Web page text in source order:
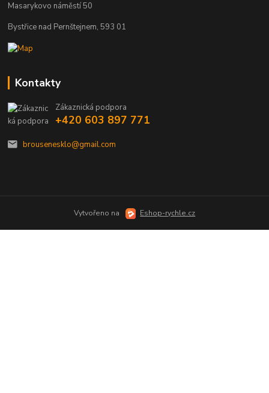
Masarykovo náměstí 50
Bystřice nad Pernštejnem, 593 01
Kontakty
Zákaznická podpora
+420 603 897 771
brousenesklo@gmail.com
Vytvořeno na Eshop-rychle.cz